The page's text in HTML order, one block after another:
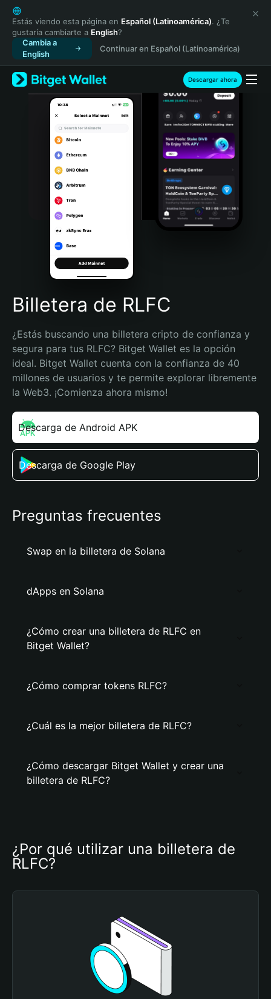
English
日本語
Tiếng Việt
Русский
Español (Latinoamérica)
Türkçe
Italiano
Português (Portugal)
Bahasa Indonesia
Português (Brasil)
Español (Argentina)
Estás viendo esta página en Español (Latinoamérica). ¿Te
gustaría cambiarte a English?
Cambia a
English
Continuar en Español (Latinoamérica)
Descargar ahora
Billetera de RLFC
¿Estás buscando una billetera cripto de confianza y
segura para tus RLFC? Bitget Wallet es la opción
ideal. Bitget Wallet cuenta con la confianza de 40
millones de usuarios y te permite explorar libremente
la Web3. ¡Comienza ahora mismo!
Descarga de Android APK
Descarga de Google Play
Preguntas frecuentes
Swap en la billetera de Solana
dApps en Solana
¿Cómo crear una billetera de RLFC en
Bitget Wallet?
¿Cómo comprar tokens RLFC?
¿Cuál es la mejor billetera de RLFC?
¿Cómo descargar Bitget Wallet y crear una
billetera de RLFC?
¿Por qué utilizar una billetera de
RLFC?